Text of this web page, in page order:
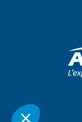
des cookies qui
d’améliorer nos
de bénéficier
vos préférences
Consentements